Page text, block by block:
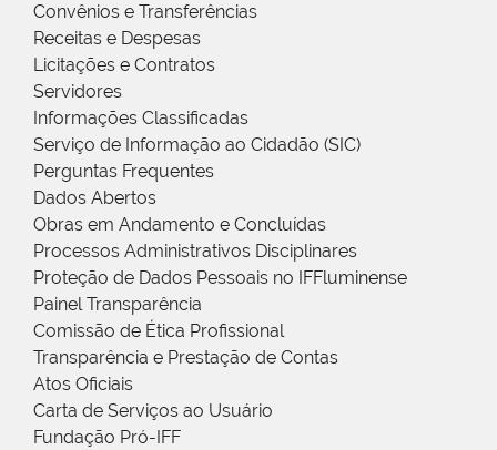
Convênios e Transferências
Receitas e Despesas
Licitações e Contratos
Servidores
Informações Classificadas
Serviço de Informação ao Cidadão (SIC)
Perguntas Frequentes
Dados Abertos
Obras em Andamento e Concluídas
Processos Administrativos Disciplinares
Proteção de Dados Pessoais no IFFluminense
Painel Transparência
Comissão de Ética Profissional
Transparência e Prestação de Contas
Atos Oficiais
Carta de Serviços ao Usuário
Fundação Pró-IFF